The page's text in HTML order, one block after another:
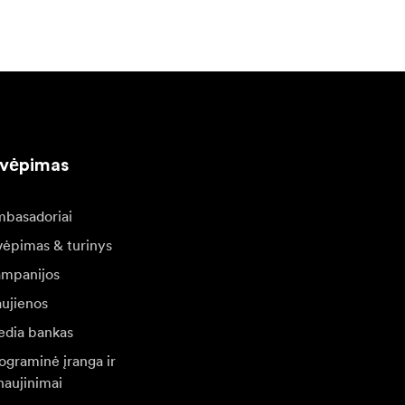
& turinys
bankas
įranga ir